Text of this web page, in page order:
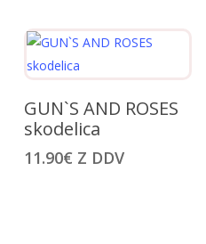
Izberite Možnosti
izdelek
ima
več
GUN`S AND ROSES
skodelica
11.90€ Z DDV